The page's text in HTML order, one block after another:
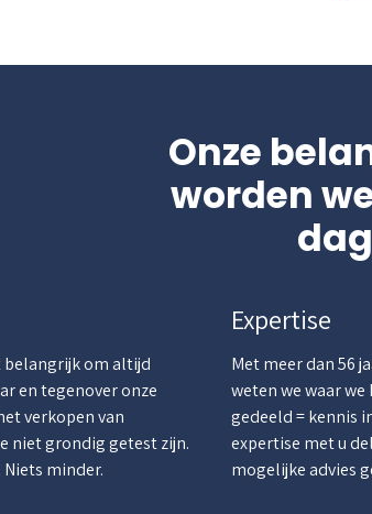
Onze
worden
belangrijk om altijd
en tegenover onze
verkopen van
niet grondig getest zijn.
minder.
Expertise
Met meer dan 56
weten we waar
gedeeld = kennis
expertise met u
mogelijke advies